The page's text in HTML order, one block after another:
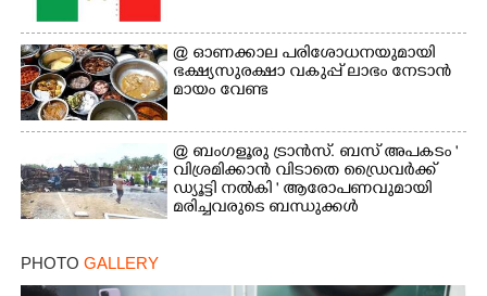
@​​​​​​​ ഓണക്കാല പരിശോധനയുമായി
ഭക്ഷ്യസുരക്ഷാ വകുപ്പ് ലാഭം നേടാൻ
മായം വേണ്ട
@ ബംഗളൂരു ട്രാൻസ്. ബസ് അപകടം '
വി​ശ്ര​മിക്കാൻ വിടാതെ ഡ്രൈ​വ​ർ​ക്ക്
ഡ്യൂട്ടി നൽകി ' ആരോപണവുമായി
മരിച്ചവരുടെ ബന്ധുക്കൾ
PHOTO GALLERY